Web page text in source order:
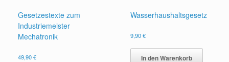
Gesetzestexte zum
Industriemeister
Mechatronik
49,90€
Wasserhaushaltsgesetz
9,90€
In den Warenkorb